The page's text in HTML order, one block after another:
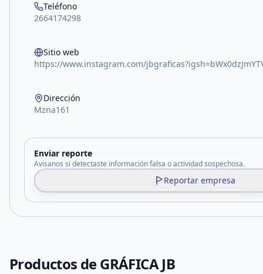
Teléfono
2664174298
Sitio web
https://www.instagram.com/
Dirección
Mzna161
Enviar reporte
Avisanos si detectaste información falsa o actividad sospechosa.
Reportar empresa
Productos deGRÁFICA JB